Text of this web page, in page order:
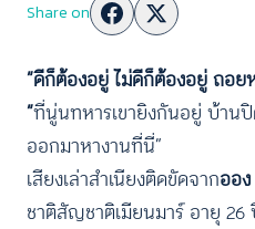
Share on
“ดีก็ต้องอยู่ ไม่ดีก็ต้องอยู่ ถอย
“ที่นู่นทหารเขายิงกันอยู่ บ้านปิ
ออกมาหางานที่นี่”
เสียงเล่าสำเนียงติดขัดจากออ
ชาติสัญชาติเมียนมาร์ อายุ